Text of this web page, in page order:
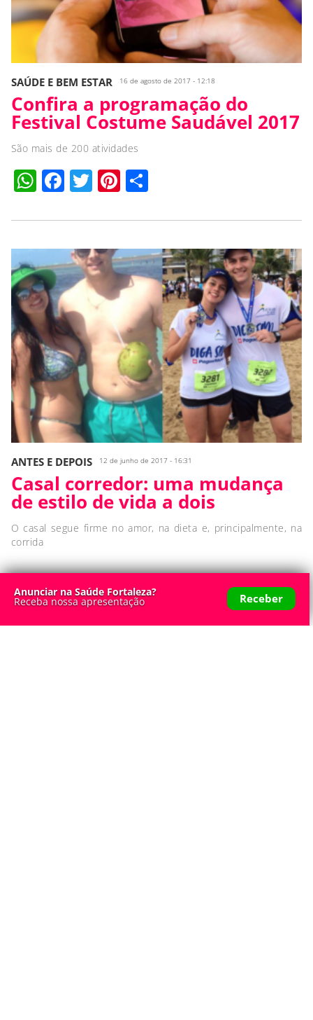
Anunciar na Saúde Fortaleza?
Receba nossa apresentação Receber
SAÚDE E BEM ESTAR 16 de agosto de 2017 - 12:18
Confira a programação do
Festival Costume Saudável 2017
São mais de 200 atividades
WhatsApp
Facebook
TwitterPinterest
Compartilhar
ANTES E DEPOIS 12 de junho de 2017 - 16:31
Casal corredor: uma mudança
de estilo de vida a dois
O casal segue firme no amor, na dieta e, principalmente, na
corrida